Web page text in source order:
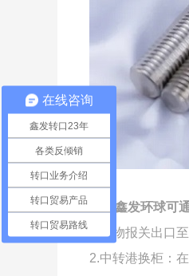
深圳鑫发环球可
1.货物报关出口至
2.中转港换柜：
在线咨询
鑫发转口23年
各类反倾销
转口业务介绍
转口贸易产品
转口贸易路线